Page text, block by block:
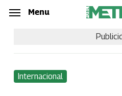
Skip
content
Menu
Internacional
Menu